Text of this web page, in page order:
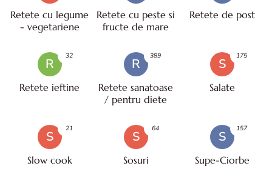
Retete cu legume
- vegetariene
Retete cu peste si
fructe de mare
Retete de post
R
Retete ieftine
32
R
Retete sanatoase
/ pentru diete
389
S
Salate
175
S
Slow cook
21
S
Sosuri
64
S
Supe-Ciorbe
157